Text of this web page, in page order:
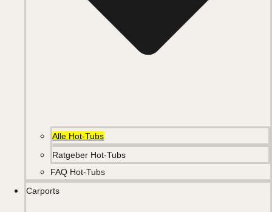
Alle Hot-Tubs
Ratgeber Hot-Tubs
FAQ Hot-Tubs
Carports